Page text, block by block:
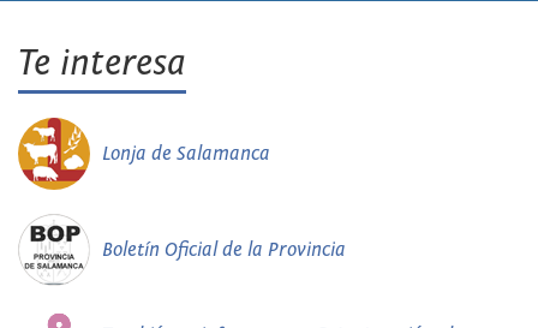
Te interesa
Lonja de Salamanca
Boletín Oficial de la Provincia